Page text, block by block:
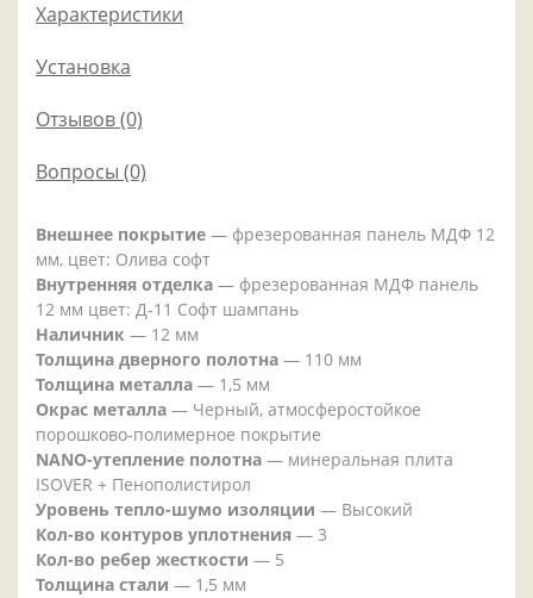
Характеристики
Установка
Отзывов (0)
Вопросы (0)
Внешнее покрытие — фрезерованная панель МДФ 12
мм, цвет: Олива софт
Внутренняя отделка — фрезерованная МДФ панель
12 мм цвет: Д-11 Софт шампань
Наличник — 12 мм
Толщина дверного полотна — 110 мм
Толщина металла — 1,5 мм
Окрас металла — Черный, атмосферостойкое
порошково-полимерное покрытие
NANO-утепление полотна — минеральная плита
ISOVER + Пенополистирол
Уровень тепло-шумо изоляции — Высокий
Кол-во контуров уплотнения — 3
Кол-во ребер жесткости — 5
Толщина стали — 1,5 мм